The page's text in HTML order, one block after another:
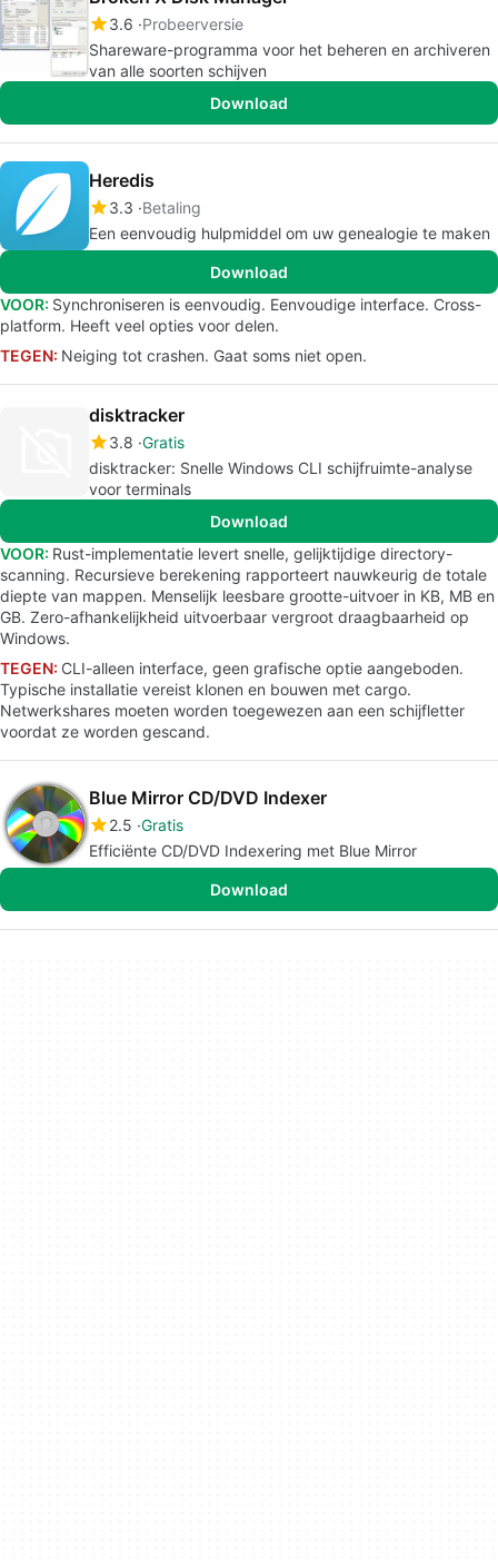
3.6 Probeerversie
Shareware-programma voor het beheren en archiveren
van alle soorten schijven
Download
Heredis
3.3 Betaling
Een eenvoudig hulpmiddel om uw genealogie te maken
Download
VOOR: Synchroniseren is eenvoudig. Eenvoudige interface. Cross-
platform. Heeft veel opties voor delen.
TEGEN: Neiging tot crashen. Gaat soms niet open.
disktracker
3.8 Gratis
disktracker: Snelle Windows CLI schijfruimte-analyse
voor terminals
Download
VOOR: Rust-implementatie levert snelle, gelijktijdige directory-
scanning. Recursieve berekening rapporteert nauwkeurig de totale
diepte van mappen. Menselijk leesbare grootte-uitvoer in KB, MB en
GB. Zero-afhankelijkheid uitvoerbaar vergroot draagbaarheid op
Windows.
TEGEN: CLI-alleen interface, geen grafische optie aangeboden.
Typische installatie vereist klonen en bouwen met cargo.
Netwerkshares moeten worden toegewezen aan een schijfletter
voordat ze worden gescand.
Blue Mirror CD/DVD Indexer
2.5 Gratis
Efficiënte CD/DVD Indexering met Blue Mirror
Download